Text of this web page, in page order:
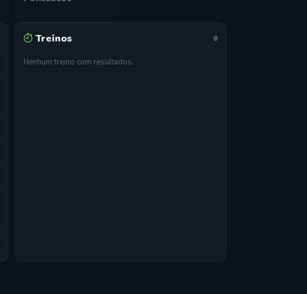
Treinos 0
Nenhum treino com resultados.